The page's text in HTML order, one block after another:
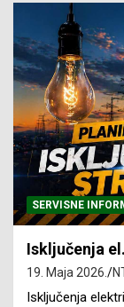
SERVISNE
Isključenja
19. Maja 2026.
Isključenja